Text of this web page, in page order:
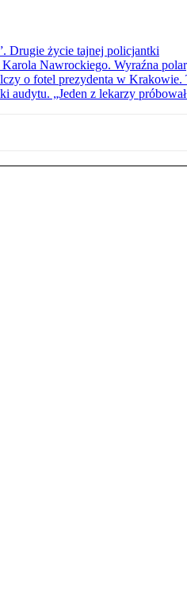
Drugie życie tajnej policjantki
Nawrockiego. Wyraźna
o fotel prezydenta w Krakowie.
audytu. „Jeden z lekarzy